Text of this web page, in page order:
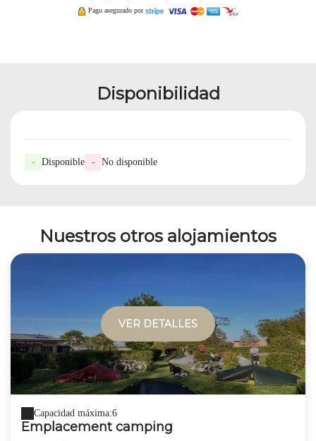
Pago asegurado por
Disponibilidad
- Disponible - No disponible
Nuestros otros alojamientos
VER DETALLES
Capacidad máxima:6
Emplacement camping